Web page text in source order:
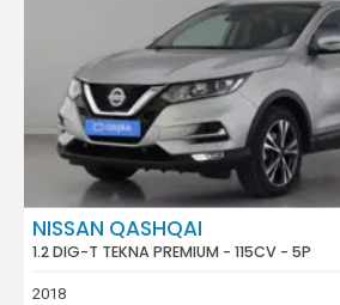
NISSAN QASHQAI
1.2 DIG-T TEKNA PREMIUM - 115CV - 5P
2018